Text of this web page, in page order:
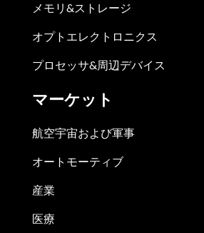
メモリ&ストレージ
オプトエレクトロニクス
プロセッサ&周辺デバイス
マーケット
航空宇宙および軍事
オートモーティブ
産業
医療